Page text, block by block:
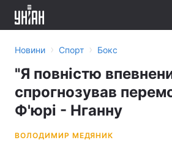
Новини › Спорт › Бокс
"Я повністю
спрогнозував
Ф'юрі - Нганну
ВОЛОДИМИР МЕДЯНИК